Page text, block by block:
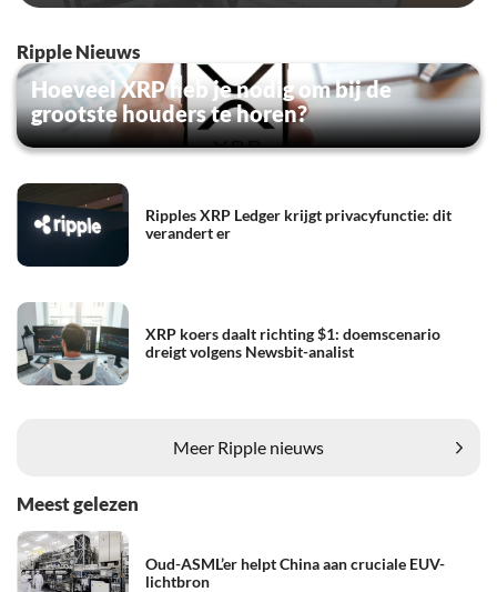
Ripple Nieuws
Hoeveel XRP heb je nodig om bij de
grootste houders te horen?
Ripples XRP Ledger krijgt privacyfunctie: dit
verandert er
XRP koers daalt richting $1: doemscenario
dreigt volgens Newsbit-analist
Meer Ripple nieuws
Meest gelezen
Oud-ASML’er helpt China aan cruciale EUV-
lichtbron